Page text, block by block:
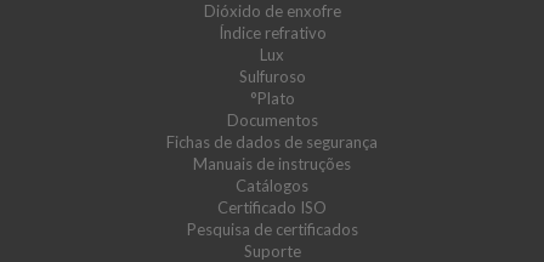
Dióxido de enxofre
Índice refrativo
Lux
Sulfuroso
°Plato
Documentos
Fichas de dados de segurança
Manuais de instruções
Catálogos
Certificado ISO
Pesquisa de certificados
Suporte